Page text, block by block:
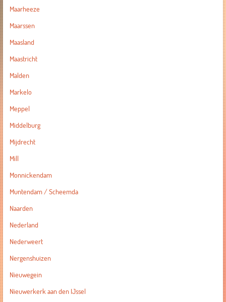
Maarheeze
Maarssen
Maasland
Maastricht
Malden
Markelo
Meppel
Middelburg
Mijdrecht
Mill
Monnickendam
Muntendam / Scheemda
Naarden
Nederland
Nederweert
Nergenshuizen
Nieuwegein
Nieuwerkerk aan den IJssel